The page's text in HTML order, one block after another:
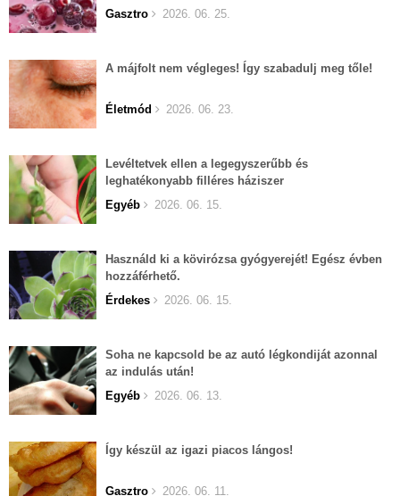
Gasztro
2026. 06. 25.
A májfolt nem végleges! Így szabadulj meg tőle!
Életmód 2026. 06. 23.
Levéltetvek ellen a legegyszerűbb és
leghatékonyabb filléres háziszer
Egyéb
2026. 06. 15.
Használd ki a kövirózsa gyógyerejét! Egész évben
hozzáférhető.
Érdekes
2026. 06. 15.
Soha ne kapcsold be az autó légkondiját azonnal
az indulás után!
Egyéb
2026. 06. 13.
Így készül az igazi piacos lángos!
Gasztro 2026. 06. 11.